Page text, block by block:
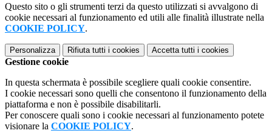
Questo sito o gli strumenti terzi da questo utilizzati si avvalgono di
cookie necessari al funzionamento ed utili alle finalità illustrate nella
COOKIE POLICY.
Personalizza Rifiuta tutti i cookies Accetta tutti i cookies
Gestione cookie
In questa schermata è possibile scegliere quali cookie consentire.
I cookie necessari sono quelli che consentono il funzionamento della
piattaforma e non è possibile disabilitarli.
Per conoscere quali sono i cookie necessari al funzionamento potete
visionare la COOKIE POLICY.